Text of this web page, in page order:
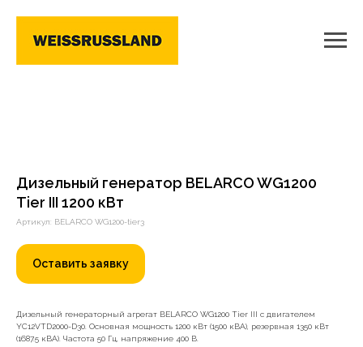
Дизельный генератор BELARCO WG1200
Tier III 1200 кВт
Артикул: BELARCO WG1200-tier3
Оставить заявку
Дизельный генераторный агрегат BELARCO WG1200 Tier III с двигателем
YC12VTD2000-D30. Основная мощность 1200 кВт (1500 кВА), резервная 1350 кВт
(1687.5 кВА). Частота 50 Гц, напряжение 400 В.